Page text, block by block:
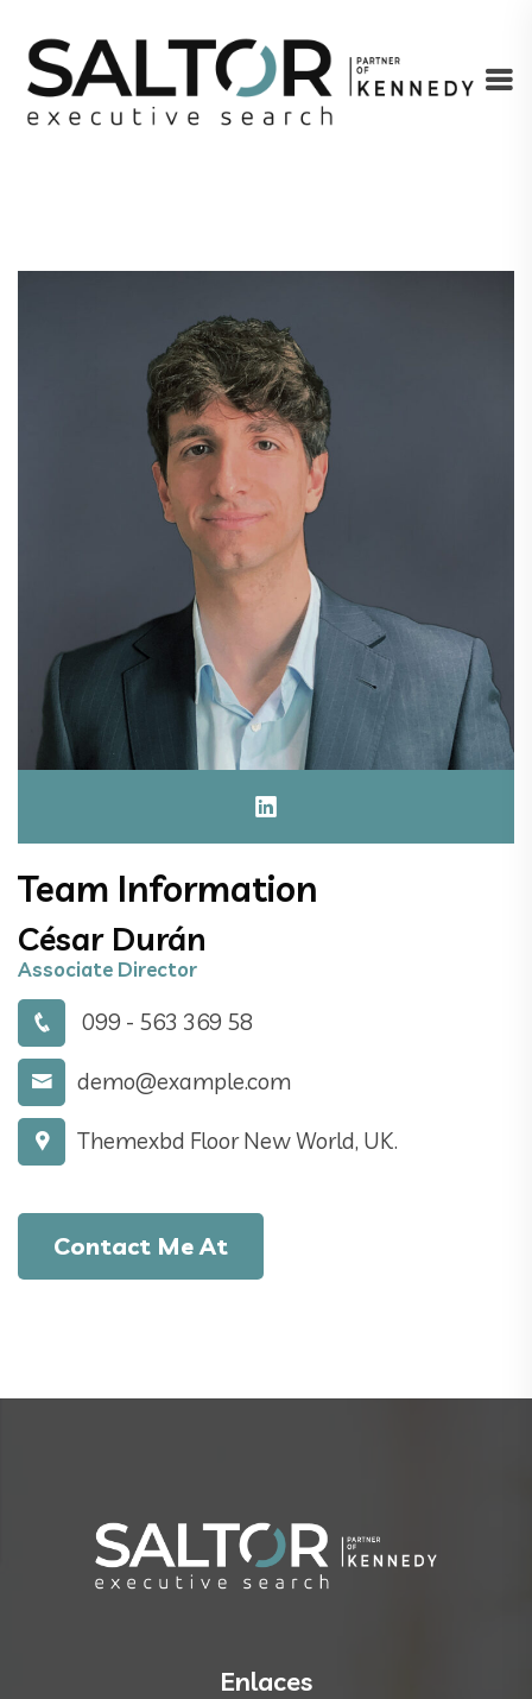
Team Information
César Durán
Associate Director
099 - 563 369 58
demo@example.com
Themexbd Floor New World, UK.
Contact Me At
Enlaces